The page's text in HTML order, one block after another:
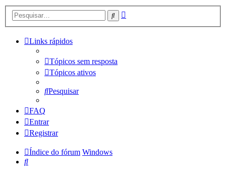
Pesquisar
Links rápidos
Tópicos sem resposta
Tópicos ativos
Pesquisar
FAQ
Entrar
Registrar
Índice do fórum Windows
Pesquisar